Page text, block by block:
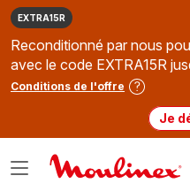
EXTRA15R
Reconditionné par nous
avec le code EXTRA15R
Conditions de l'offre
Je
Ouvrir